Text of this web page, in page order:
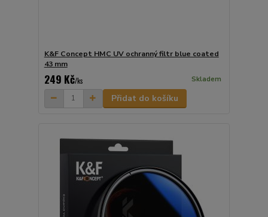
K&F Concept HMC UV ochranný filtr blue coated
43 mm
249 Kč/ks Skladem
Přidat do košíku